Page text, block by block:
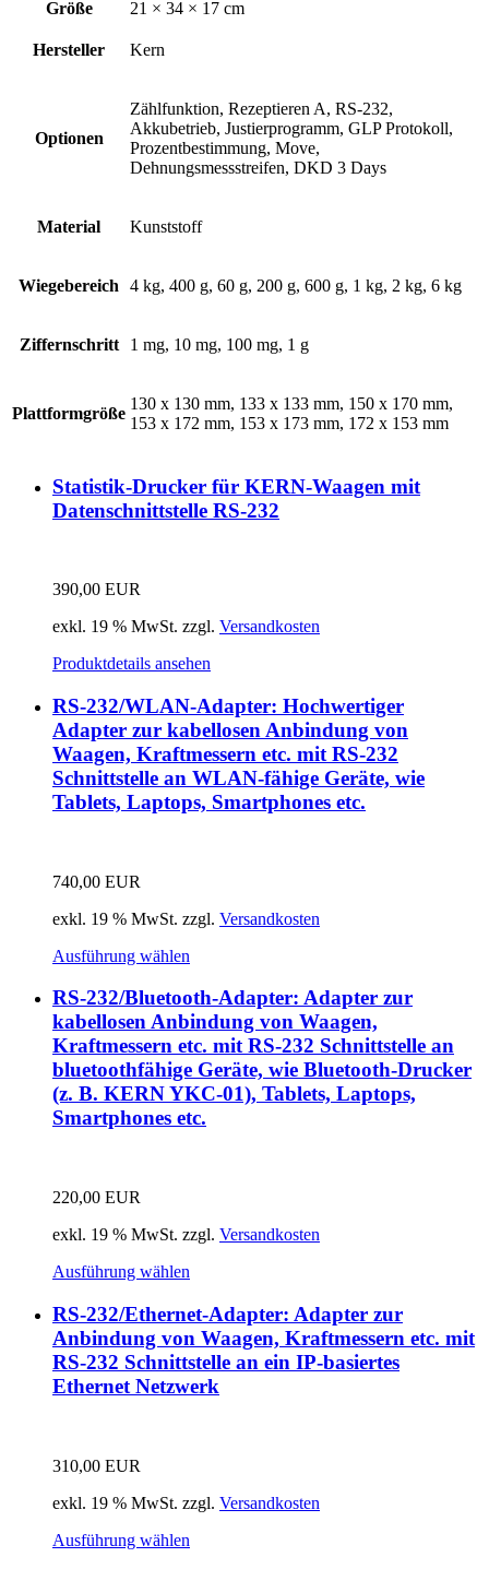
Größe 21 × 34 × 17 cm
Hersteller Kern
Optionen
Zählfunktion, Rezeptieren A, RS-232,
Akkubetrieb, Justierprogramm, GLP Protokoll,
Prozentbestimmung, Move,
Dehnungsmessstreifen, DKD 3 Days
Material Kunststoff
Wiegebereich 4 kg, 400 g, 60 g, 200 g, 600 g, 1 kg, 2 kg, 6 kg
Ziffernschritt 1 mg, 10 mg, 100 mg, 1 g
Plattformgröße
130 x 130 mm, 133 x 133 mm, 150 x 170 mm,
153 x 172 mm, 153 x 173 mm, 172 x 153 mm
Statistik-Drucker für KERN-Waagen mit
Datenschnittstelle RS-232
390,00 EUR
exkl. 19 % MwSt. zzgl. Versandkosten
Produktdetails ansehen
RS-232/WLAN-Adapter: Hochwertiger
Adapter zur kabellosen Anbindung von
Waagen, Kraftmessern etc. mit RS-232
Schnittstelle an WLAN-fähige Geräte, wie
Tablets, Laptops, Smartphones etc.
740,00 EUR
exkl. 19 % MwSt. zzgl. Versandkosten
Ausführung wählen
RS-232/Bluetooth-Adapter: Adapter zur
kabellosen Anbindung von Waagen,
Kraftmessern etc. mit RS-232 Schnittstelle an
bluetoothfähige Geräte, wie Bluetooth-Drucker
(z. B. KERN YKC-01), Tablets, Laptops,
Smartphones etc.
220,00 EUR
exkl. 19 % MwSt. zzgl. Versandkosten
Ausführung wählen
RS-232/Ethernet-Adapter: Adapter zur
Anbindung von Waagen, Kraftmessern etc. mit
RS-232 Schnittstelle an ein IP-basiertes
Ethernet Netzwerk
310,00 EUR
exkl. 19 % MwSt. zzgl. Versandkosten
Ausführung wählen